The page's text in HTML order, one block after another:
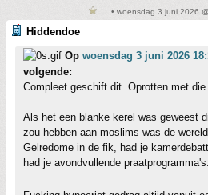
• woensdag 3 juni 2026
Hiddendoe
Op woensdag 3 juni 2026
volgende:
Compleet geschift dit. Oprotten met die
Als het een blanke kerel was geweest
zou hebben aan moslims was de
Gelredome in de fik, had je
had je avondvullende praatprogramma's.